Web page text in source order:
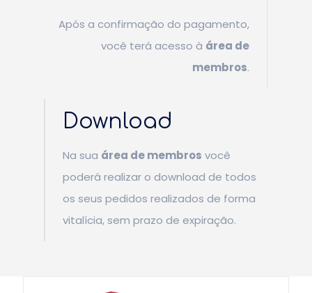
Após a confirmação do pagamento,
você terá acesso à área de
membros.
Download
Na sua área de membros você
poderá realizar o download de todos
os seus pedidos realizados de forma
vitalícia, sem prazo de expiração.